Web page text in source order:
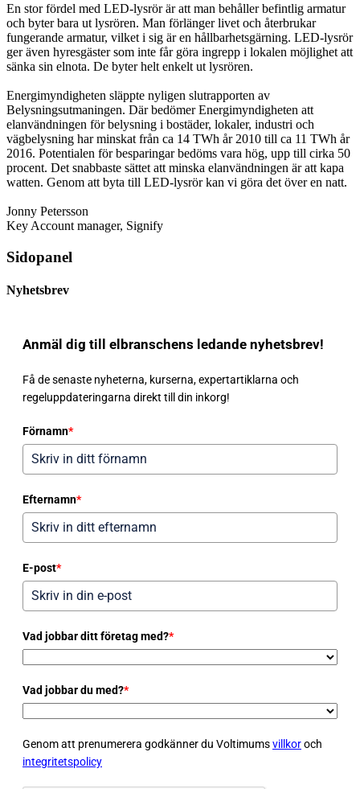
En stor fördel med LED-lysrör är att man behåller befintlig armatur
och byter bara ut lysrören. Man förlänger livet och återbrukar
fungerande armatur, vilket i sig är en hållbarhetsgärning. LED-lysrör
ger även hyresgäster som inte får göra ingrepp i lokalen möjlighet att
sänka sin elnota. De byter helt enkelt ut lysrören.
Energimyndigheten släppte nyligen slutrapporten av
Belysningsutmaningen. Där bedömer Energimyndigheten att
elanvändningen för belysning i bostäder, lokaler, industri och
vägbelysning har minskat från ca 14 TWh år 2010 till ca 11 TWh år
2016. Potentialen för besparingar bedöms vara hög, upp till cirka 50
procent. Det snabbaste sättet att minska elanvändningen är att kapa
watten. Genom att byta till LED-lysrör kan vi göra det över en natt.
Jonny Petersson
Key Account manager, Signify
Sidopanel
Nyhetsbrev
Anmäl dig till elbranschens ledande nyhetsbrev!
Få de senaste nyheterna, kurserna, expertartiklarna och
regeluppdateringarna direkt till din inkorg!
Förnamn*
Efternamn*
E-post*
Vad jobbar ditt företag med?*
Vad jobbar du med?*
Genom att prenumerera godkänner du Voltimumsvillkoroch
integritetspolicy